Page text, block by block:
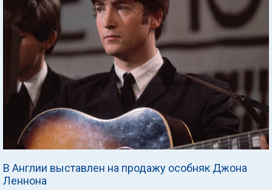
В Англии выставлен на продажу особняк Джона
Леннона